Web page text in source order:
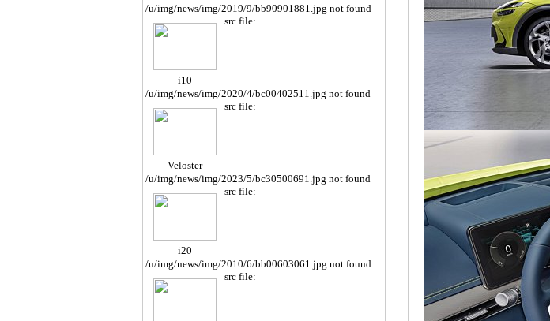
/u/img/news/img/2019/9/bb90901881.jpg not found
i10
src file:
/u/img/news/img/2020/4/bc00402511.jpg not found
Veloster
src file:
/u/img/news/img/2023/5/bc30500691.jpg not found
i20
src file:
/u/img/news/img/2010/6/bb00603061.jpg not found
src file: